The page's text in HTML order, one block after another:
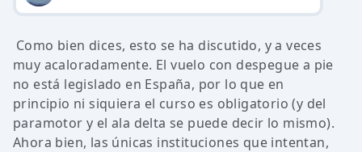
Como bien dices, esto se ha discutido, y a veces
muy acaloradamente. El vuelo con despegue a pie
no está legislado en España, por lo que en
principio ni siquiera el curso es obligatorio (y del
paramotor y el ala delta se puede decir lo mismo).
Ahora bien, las únicas instituciones que intentan,